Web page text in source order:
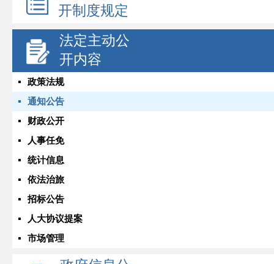
开制度规定
法定主动公
开内容
政策法规
通知公告
财政公开
人事任免
统计信息
依法治旅
招标公告
人大协议提案
市场管理